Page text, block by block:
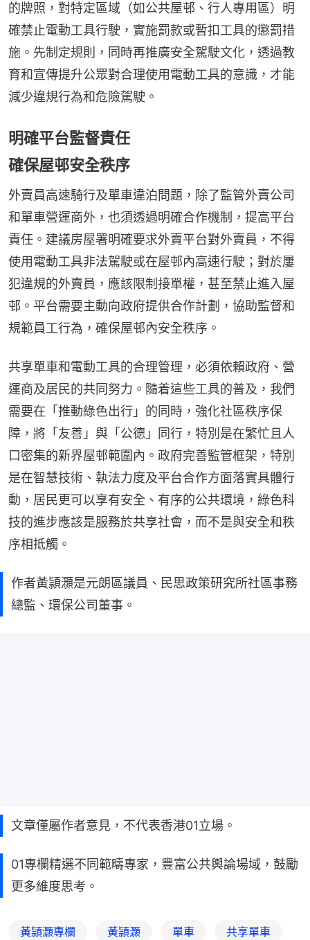
的牌照，對特定區域（如公共屋邨、行人專用區）明
確禁止電動工具行駛，實施罰款或暫扣工具的懲罰措
施。先制定規則，同時再推廣安全駕駛文化，透過教
育和宣傳提升公眾對合理使用電動工具的意識，才能
減少違規行為和危險駕駛。
明確平台監督責任
確保屋邨安全秩序
外賣員高速騎行及單車違泊問題，除了監管外賣公司
和單車營運商外，也須透過明確合作機制，提高平台
責任。建議房屋署明確要求外賣平台對外賣員，不得
使用電動工具非法駕駛或在屋邨內高速行駛；對於屢
犯違規的外賣員，應該限制接單權，甚至禁止進入屋
邨。平台需要主動向政府提供合作計劃，協助監督和
規範員工行為，確保屋邨內安全秩序。
共享單車和電動工具的合理管理，必須依賴政府、營
運商及居民的共同努力。隨着這些工具的普及，我們
需要在「推動綠色出行」的同時，強化社區秩序保
障，將「友善」與「公德」同行，特別是在繁忙且人
口密集的新界屋邨範圍內。政府完善監管框架，特別
是在智慧技術、執法力度及平台合作方面落實具體行
動，居民更可以享有安全、有序的公共環境，綠色科
技的進步應該是服務於共享社會，而不是與安全和秩
序相抵觸。
作者黃頴灝是元朗區議員、民思政策研究所社區事務
總監、環保公司董事。
文章僅屬作者意見，不代表香港01立場。
01專欄精選不同範疇專家，豐富公共輿論場域，鼓勵
更多維度思考。
黃頴灝專欄 黃頴灝 單車 共享單車